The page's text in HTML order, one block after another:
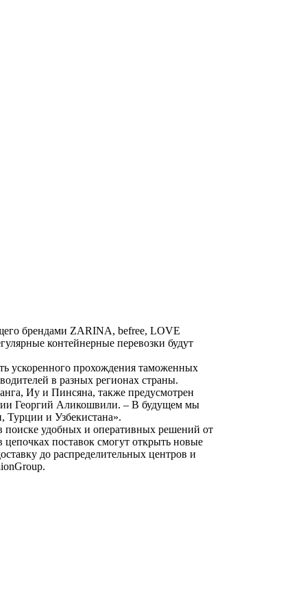
брендами ZARINA, befree, LOVE
контейнерные перевозки будут
ускоренного прохождения таможенных
в разных регионах страны.
Иу и Пинсяна, также предусмотрен
Георгий Аликошвили. – В будущем мы
Турции и Узбекистана».
поиске удобных и оперативных решений от
поставок смогут открыть новые
до распределительных центров и